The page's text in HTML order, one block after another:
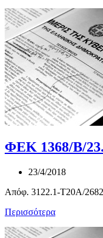
ΦΕΚ 1368/Β/
23/4/2018
Απόφ. 3122.1-Τ20Α/
Περισσότερα